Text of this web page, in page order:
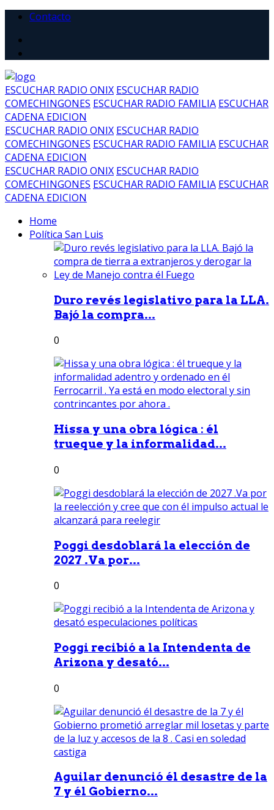
Contacto
ESCUCHAR RADIO ONIX ESCUCHAR RADIO
COMECHINGONES ESCUCHAR RADIO FAMILIA ESCUCHAR
CADENA EDICION
ESCUCHAR RADIO ONIX ESCUCHAR RADIO
COMECHINGONES ESCUCHAR RADIO FAMILIA ESCUCHAR
CADENA EDICION
ESCUCHAR RADIO ONIX ESCUCHAR RADIO
COMECHINGONES ESCUCHAR RADIO FAMILIA ESCUCHAR
CADENA EDICION
Home
Política San Luis
Duro revés legislativo para la LLA.
Bajó la compra...
0
Hissa y una obra lógica : él
trueque y la informalidad...
0
Poggi desdoblará la elección de
2027 .Va por...
0
Poggi recibió a la Intendenta de
Arizona y desató...
0
Aguilar denunció él desastre de la
7 y él Gobierno...